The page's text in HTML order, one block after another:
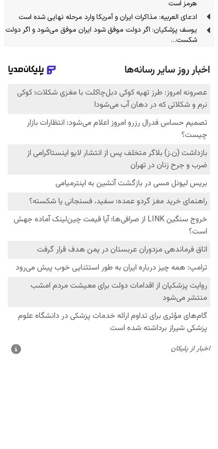
هرمز است
ادعای العربیه: مذاکرات ایران و آمریکا وارد مرحله نهایی شده است
یوسف پزشکیان: اگر دولت موفق شود ایران موفق می‌شود و اگر دولت
شکست…